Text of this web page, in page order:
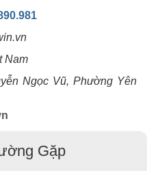
Nam
Ngọc Vũ, Phường Yên
Gặp